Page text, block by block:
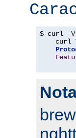
$ curl -V
    curl